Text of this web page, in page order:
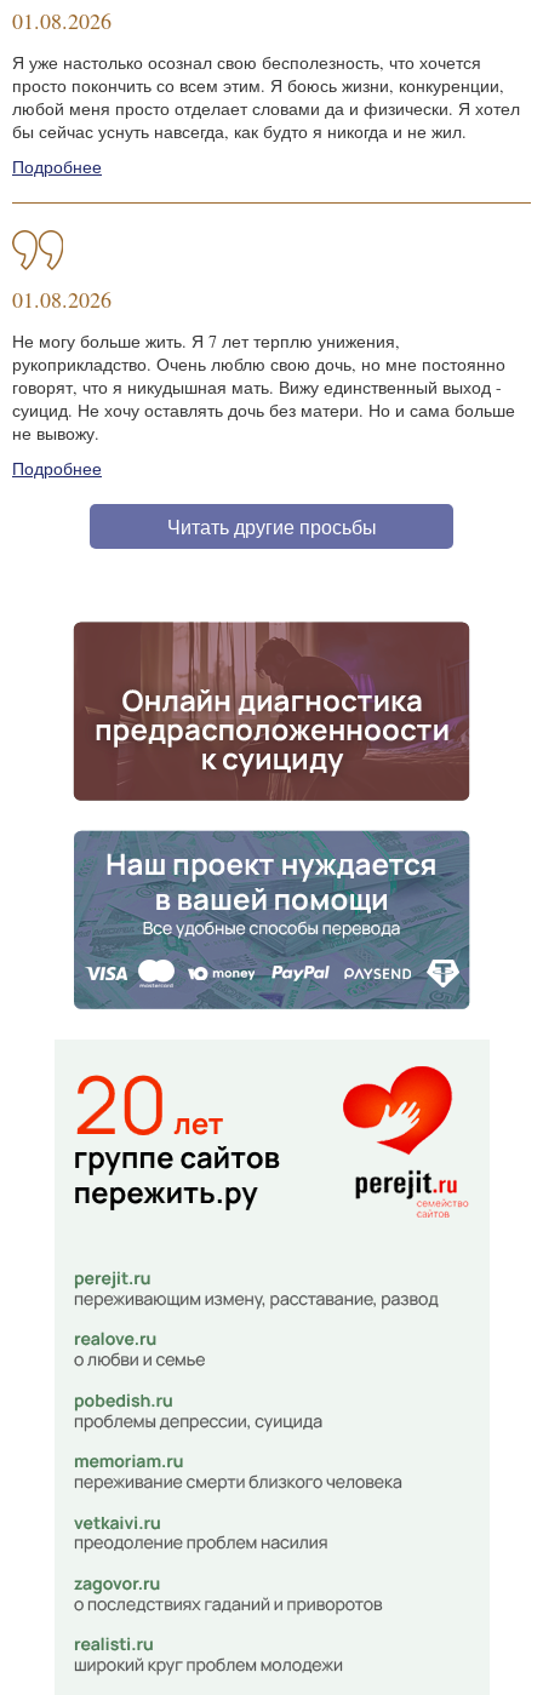
01.08.2026
Я уже настолько осознал свою бесполезность, что хочется
просто покончить со всем этим. Я боюсь жизни, конкуренции,
любой меня просто отделает словами да и физически. Я хотел
бы сейчас уснуть навсегда, как будто я никогда и не жил.
Подробнее
01.08.2026
Не могу больше жить. Я 7 лет терплю унижения,
рукоприкладство. Очень люблю свою дочь, но мне постоянно
говорят, что я никудышная мать. Вижу единственный выход -
суицид. Не хочу оставлять дочь без матери. Но и сама больше
не вывожу.
Подробнее
Читать другие просьбы